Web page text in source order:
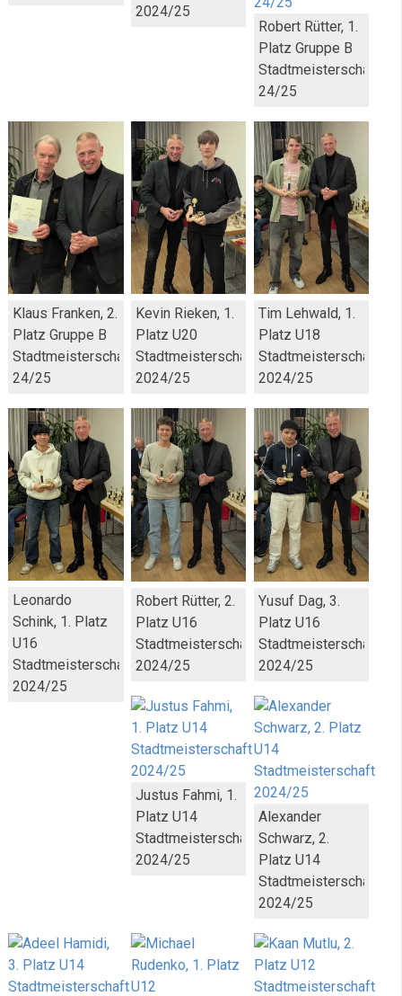
2024/25
Robert Rütter, 1.
Platz Gruppe B
Stadtmeisterschaft
24/25
Klaus Franken, 2.
Platz Gruppe B
Stadtmeisterschaft
24/25
Kevin Rieken, 1.
Platz U20
Stadtmeisterschaft
2024/25
Tim Lehwald, 1.
Platz U18
Stadtmeisterschaft
2024/25
Leonardo
Schink, 1. Platz
U16
Stadtmeisterschaft
2024/25
Robert Rütter, 2.
Platz U16
Stadtmeisterschaft
2024/25
Yusuf Dag, 3.
Platz U16
Stadtmeisterschaft
2024/25
Justus Fahmi, 1.
Platz U14
Stadtmeisterschaft
2024/25
Alexander
Schwarz, 2.
Platz U14
Stadtmeisterschaft
2024/25